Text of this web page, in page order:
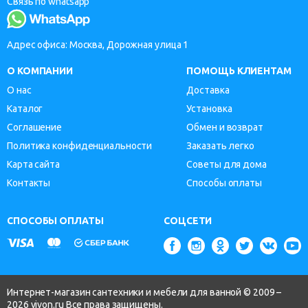
Адрес офиса: Москва, Дорожная улица 1
О КОМПАНИИ
О нас
Каталог
Соглашение
Политика конфиденциальности
Карта сайта
Контакты
ПОМОЩЬ КЛИЕНТАМ
Доставка
Установка
Обмен и возврат
Заказать легко
Советы для дома
Способы оплаты
СПОСОБЫ ОПЛАТЫ СОЦСЕТИ
Интернет-магазин сантехники и мебели для ванной © 2009 –
2026 vivon.ru Все права защищены.